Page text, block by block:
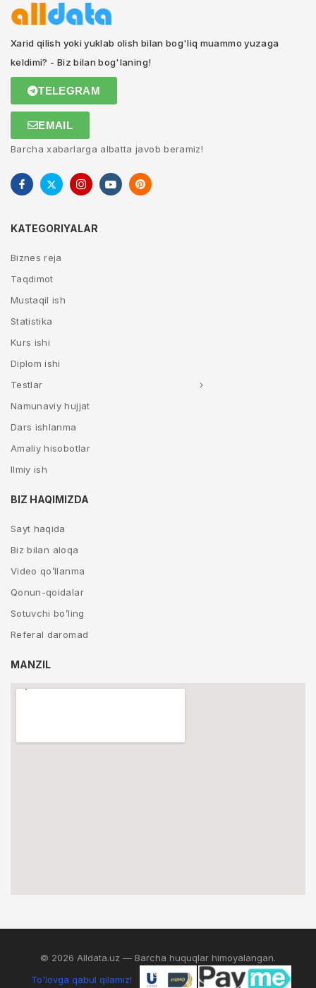
Xarid qilish yoki yuklab olish bilan bog'liq muammo yuzaga
keldimi? - Biz bilan bog'laning!
TELEGRAM
EMAIL
Barcha xabarlarga albatta javob beramiz!
KATEGORIYALAR
Biznes reja
Taqdimot
Mustaqil ish
Statistika
Kurs ishi
Diplom ishi
Testlar
Namunaviy hujjat
Dars ishlanma
Amaliy hisobotlar
Ilmiy ish
BIZ HAQIMIZDA
Sayt haqida
Biz bilan aloqa
Video qo’llanma
Qonun-qoidalar
Sotuvchi bo’ling
Referal daromad
MANZIL
© 2026 Alldata.uz — Barcha huquqlar himoyalangan.
To'lovga qabul qilamiz!